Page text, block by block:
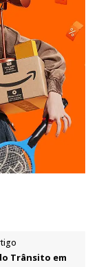
Trânsito em